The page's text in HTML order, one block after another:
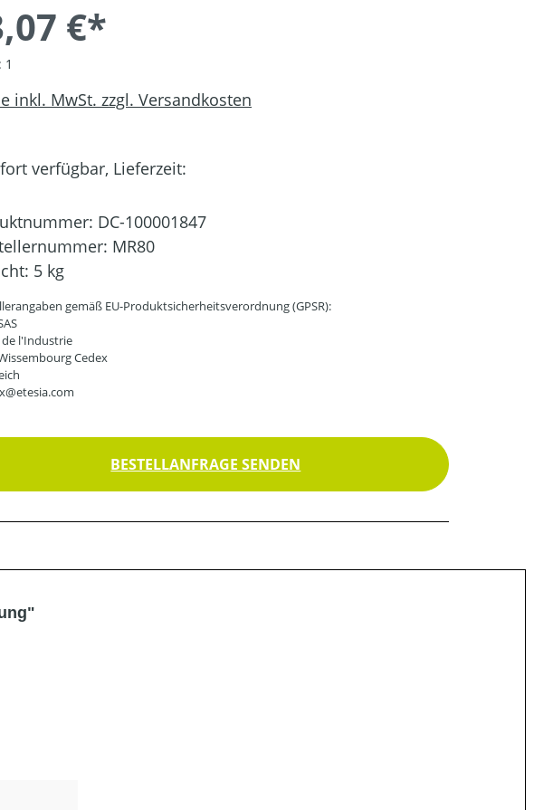
€*
1
inkl. MwSt. zzgl. Versandkosten
verfügbar, Lieferzeit:
DC-100001847
MR80
5 kg
gemäß EU-Produktsicherheitsverordnung (GPSR):
de l'Industrie
Cedex
BESTELLANFRAGE SENDEN